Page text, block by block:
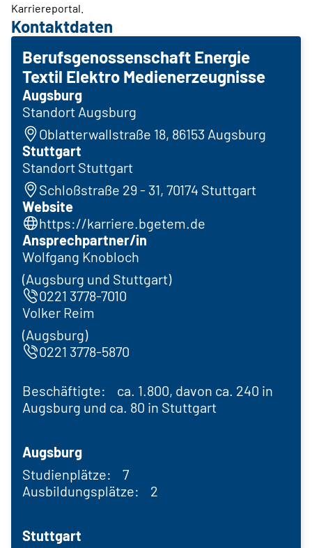
Karriereportal.
Kontaktdaten
Berufsgenossenschaft Energie
Textil Elektro Medienerzeugnisse
Augsburg
Standort Augsburg
Oblatterwallstraße 18, 86153 Augsburg
Stuttgart
Standort Stuttgart
Schloßstraße 29 - 31, 70174 Stuttgart
Website
https://karriere.bgetem.de
Ansprechpartner/in
Wolfgang Knobloch
(Augsburg und Stuttgart)
0221 3778-7010
Volker Reim
(Augsburg)
0221 3778-5870
Beschäftigte: ca. 1.800, davon ca. 240 in
Augsburg und ca. 80 in Stuttgart
Augsburg
Studienplätze: 7
Ausbildungsplätze: 2
Stuttgart